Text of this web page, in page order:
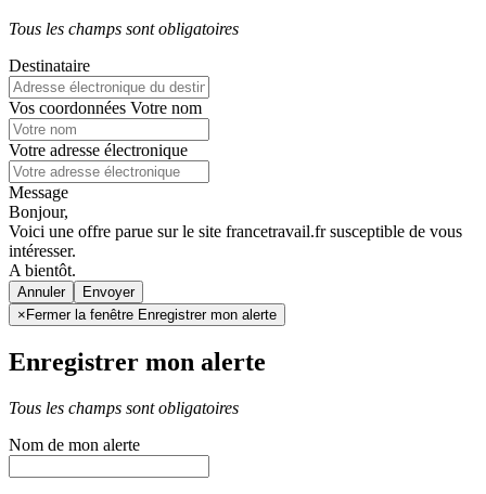
Tous les champs sont obligatoires
Destinataire
Vos coordonnées Votre nom
Votre adresse électronique
Message
Bonjour,
Voici une offre parue sur le site francetravail.fr susceptible de vous
intéresser.
A bientôt.
Annuler
× Fermer la fenêtre Enregistrer mon alerte
Enregistrer mon alerte
Tous les champs sont obligatoires
Nom de mon alerte